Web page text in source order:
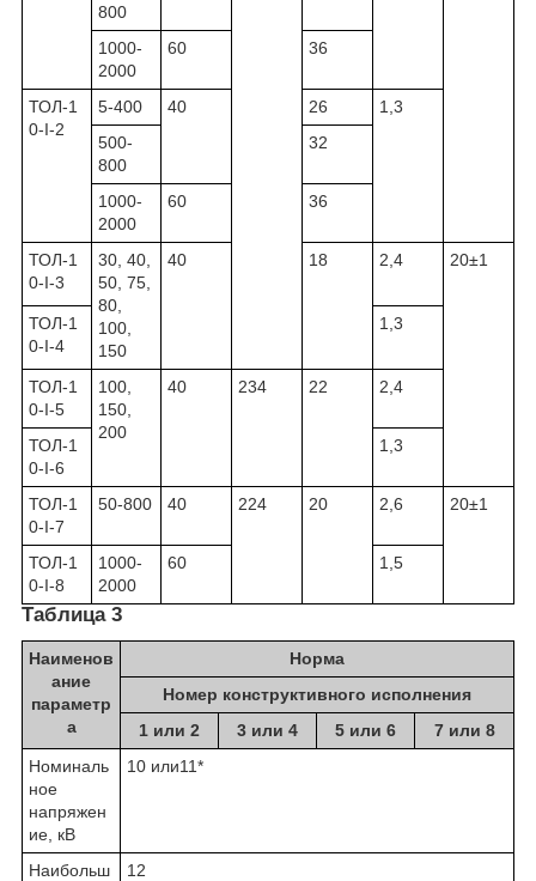
800
1000-
2000
60 36
ТОЛ-1
0-I-2
5-400 40 26
1,3
500-
800
32
1000-
2000
60 36
ТОЛ-1
0-I-3
30, 40,
50, 75,
80,
100,
150
40 18 2,4 20±1
ТОЛ-1
0-I-4
1,3
ТОЛ-1
0-I-5
100,
150,
200
40 234 22 2,4
ТОЛ-1
0-I-6
1,3
ТОЛ-1
0-I-7
50-800 40 224 20 2,6 20±1
ТОЛ-1
0-I-8
1000-
2000
60 1,5
Таблица 3
Наименов
ание
параметр
а
Норма
Номер конструктивного исполнения
1 или 2
3 или 4 5 или 6
7 или 8
Номиналь
ное
напряжен
ие, кВ
10 или11*
Наибольш
12